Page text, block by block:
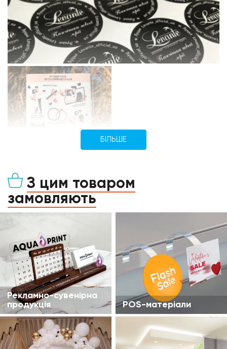
БІЛЬШЕ
З цим товаром
замовляють
Рекламно-сувенірна
продукція
POS-матеріали